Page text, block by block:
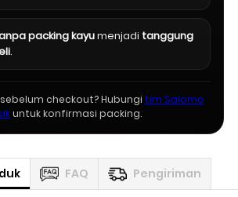
packing kayumenjadi tanggung
.
checkout? Hubungi tim Salomo
untuk konfirmasi packing.
FAQ Pengiriman